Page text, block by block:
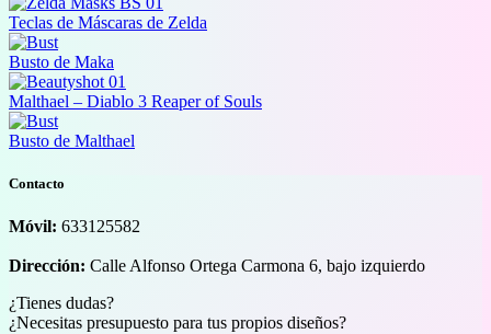
Teclas de Máscaras de Zelda
Busto de Maka
Malthael – Diablo 3 Reaper of Souls
Busto de Malthael
Contacto
Móvil: 633125582
Dirección: Calle Alfonso Ortega Carmona 6, bajo izquierdo
¿Tienes dudas?
¿Necesitas presupuesto para tus propios diseños?